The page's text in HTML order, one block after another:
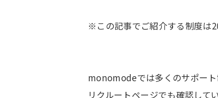
※ この記事でご紹介する制度は
monomodeでは多くのサポート
リクルートページでも確認して